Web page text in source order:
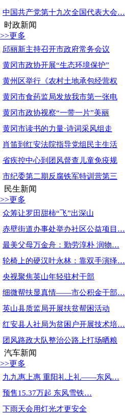
中国共产党第十九次全国代表大会…
时政新闻
>>更多
邱丽新主持召开市政府常务会议
黄冈市政协开展“生态环境保护”
黄州区举行《农村土地承包经营权
黄冈市食药监局发放我市第一张电
黄冈市政协视察“一带一片”美丽
黄冈市读书的力量·诗词采风组走
肖笛到红安法院指导党组民主生活
省疾控中心到团风督查儿童免疫规
市纪委第二期反腐铁军特训营第三
民生新闻
>>更多
众筹让罗田甜柿“飞”出深山
赤壁街道办事处举办社区公益项目…
最美父母万金舟：勤劳淳朴 润物…
轮椅上的硬汉叶永林：靠双手演绎…
央视聚焦英山年轻驻村干部
细微帮扶显真情——市公积金干部…
英山县质监局开展扶贫帮困活动
红安县人社局为贫困户开展技术培…
团风路政大队整治公路上打场晒粮
汽车新闻
>>更多
九九惠上惠 重阳礼上礼——东风…
预售15.37万起 东风雪铁…
下雨天会用灯光才更安全